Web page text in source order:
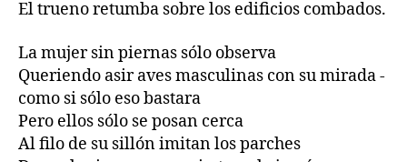
El trueno retumba sobre los edificios combados.
La mujer sin piernas sólo observa
Queriendo asir aves masculinas con su mirada -
como si sólo eso bastara
Pero ellos sólo se posan cerca
Al filo de su sillón imitan los parches